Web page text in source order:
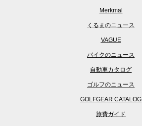
Merkmal
くるまのニュース
VAGUE
バイクのニュース
自動車カタログ
ゴルフのニュース
GOLFGEAR CATALOG
旅費ガイド